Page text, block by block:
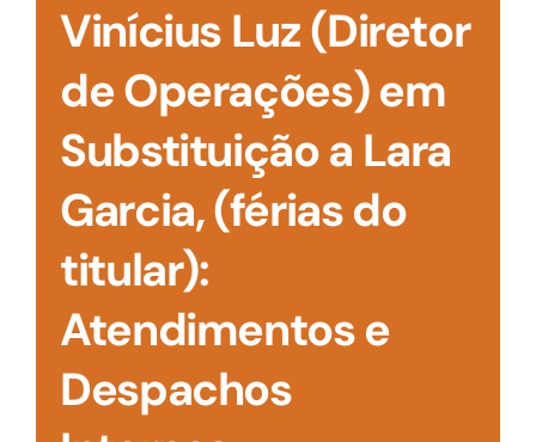
Vinícius Luz (Diretor
de Operações) em
Substituição a Lara
Garcia, (férias do
titular):
Atendimentos e
Despachos